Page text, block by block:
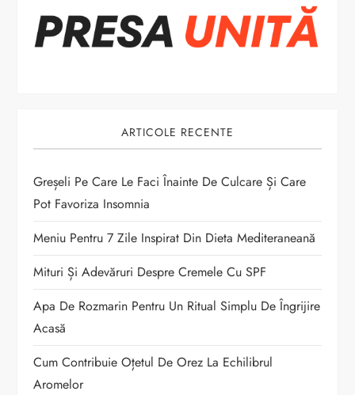
î
n
t
i
c
o
l
e
ARTICOLE RECENTE
Greșeli Pe Care Le Faci Înainte De Culcare Și Care
Pot Favoriza Insomnia
Meniu Pentru 7 Zile Inspirat Din Dieta Mediteraneană
Mituri Și Adevăruri Despre Cremele Cu SPF
Apa De Rozmarin Pentru Un Ritual Simplu De Îngrijire
Acasă
Cum Contribuie Oțetul De Orez La Echilibrul
Aromelor